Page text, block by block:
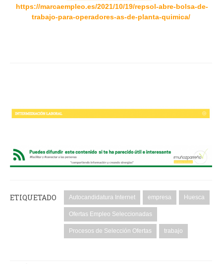
https://marcaempleo.es/2021/10/19/repsol-abre-bolsa-de-
trabajo-para-operadores-as-de-planta-quimica/
ETIQUETADO Autocandidatura Internet empresa Huesca
Ofertas Empleo Seleccionadas
Procesos de Selección Ofertas trabajo